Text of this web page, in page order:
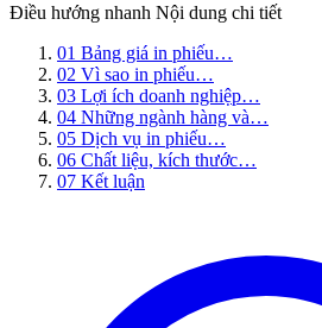
Điều hướng nhanh Nội dung chi tiết
01 Bảng giá in phiếu…
02 Vì sao in phiếu…
03 Lợi ích doanh nghiệp…
04 Những ngành hàng và…
05 Dịch vụ in phiếu…
06 Chất liệu, kích thước…
07 Kết luận